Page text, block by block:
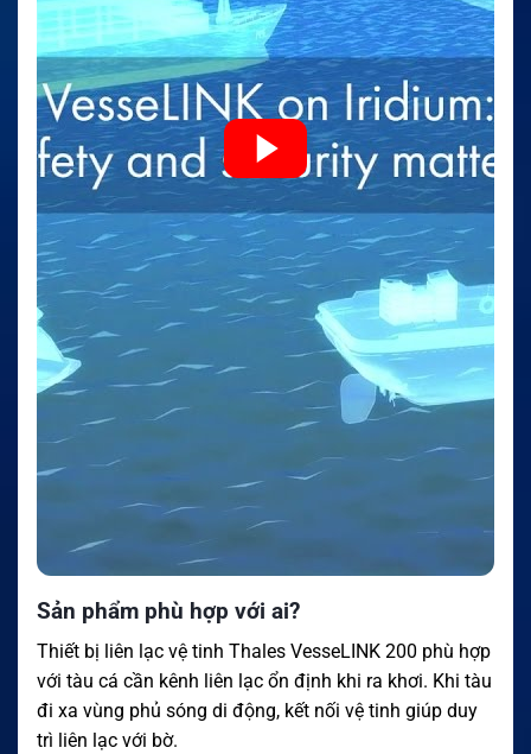
Sản phẩm phù hợp với ai?
Thiết bị liên lạc vệ tinh Thales VesseLINK 200 phù hợp
với tàu cá cần kênh liên lạc ổn định khi ra khơi. Khi tàu
đi xa vùng phủ sóng di động, kết nối vệ tinh giúp duy
trì liên lạc với bờ.